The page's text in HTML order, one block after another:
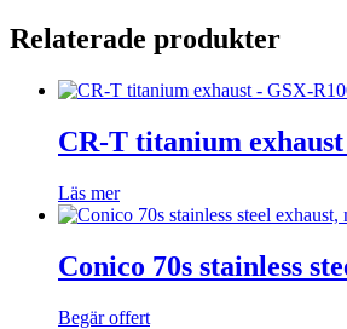
Relaterade produkter
CR-T titanium exhaust
Läs mer
Conico 70s stainless
Begär offert